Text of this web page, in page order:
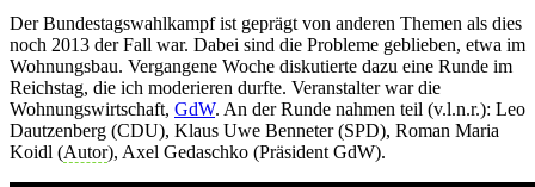
Der Bundestagswahlkampf ist geprägt von anderen Themen als dies
noch 2013 der Fall war. Dabei sind die Probleme geblieben, etwa im
Wohnungsbau. Vergangene Woche diskutierte dazu eine Runde im
Reichstag, die ich moderieren durfte. Veranstalter war die
Wohnungswirtschaft, GdW. An der Runde nahmen teil (v.l.n.r.): Leo
Dautzenberg (CDU), Klaus Uwe Benneter (SPD), Roman Maria
Koidl (Autor), Axel Gedaschko (Präsident GdW).